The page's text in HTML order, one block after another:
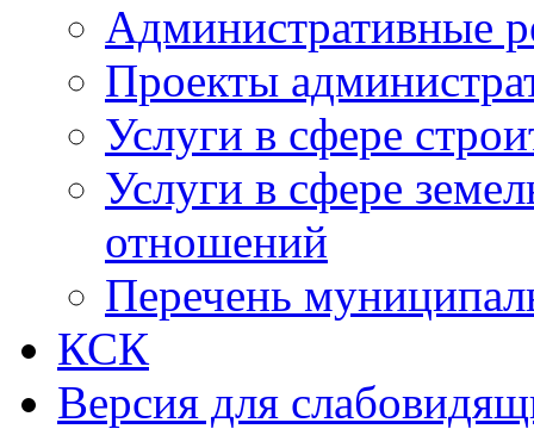
Административные
Проекты
Услуги в сфере
Услуги в сфере
отношений
Перечень
КСК
Версия для